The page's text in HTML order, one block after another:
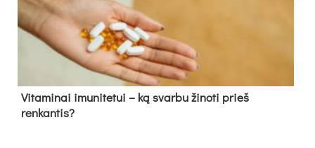
Vitaminai imunitetui – ką svarbu žinoti prieš
renkantis?